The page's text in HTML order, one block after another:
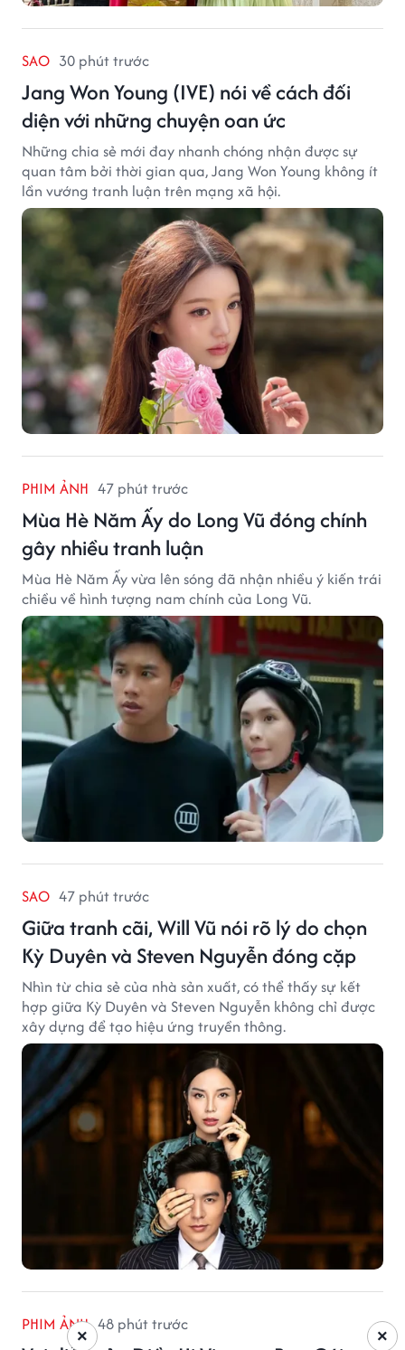
SAO 30 phút trước
Jang Won Young (IVE) nói về cách đối
diện với những chuyện oan ức
Những chia sẻ mới đay nhanh chóng nhận được sự
quan tâm bởi thời gian qua, Jang Won Young không ít
lần vướng tranh luận trên mạng xã hội.
PHIM ẢNH 47 phút trước
Mùa Hè Năm Ấy do Long Vũ đóng chính
gây nhiều tranh luận
Mùa Hè Năm Ấy vừa lên sóng đã nhận nhiều ý kiến trái
chiều về hình tượng nam chính của Long Vũ.
SAO 47 phút trước
Giữa tranh cãi, Will Vũ nói rõ lý do chọn
Kỳ Duyên và Steven Nguyễn đóng cặp
Nhìn từ chia sẻ của nhà sản xuất, có thể thấy sự kết
hợp giữa Kỳ Duyên và Steven Nguyễn không chỉ được
xây dựng để tạo hiệu ứng truyền thông.
PHIM ẢNH 48 phút trước
×
×